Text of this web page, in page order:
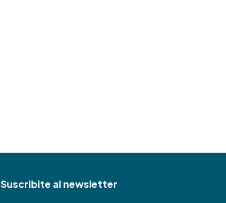
Suscribite al newsletter